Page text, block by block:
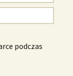
podczas